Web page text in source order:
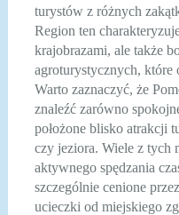
turystów z różnych
Region ten
krajobrazami, ale także
agroturystycznych, które
Warto zaznaczyć, że
znaleźć zarówno
położone blisko atrakcji
czy jeziora. Wiele z tych
aktywnego spędzania
szczególnie cenione
ucieczki od miejskiego